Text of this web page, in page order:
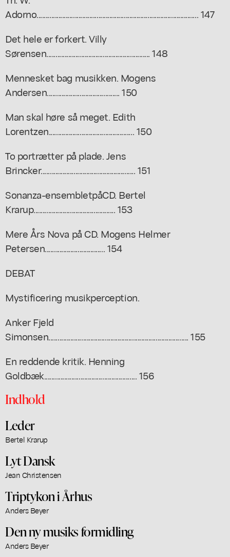
Adorno......................................................................................... 147
Det hele er forkert. Villy
Sørensen......................................................... 148
Mennesket bag musikken. Mogens
Andersen........................................ 150
Man skal høre så meget. Edith
Lorentzen............................................... 150
To portrætter på plade. Jens
Brincker.................................................... 151
Sonanza-ensembletpåCD. Bertel
Krarup............................................. 153
Mere Års Nova på CD. Mogens Helmer
Petersen................................. 154
DEBAT
Mystificering musikperception.
Anker Fjeld
Simonsen............................................................................. 155
En reddende kritik. Henning
Goldbæk................................................... 156
Indhold
Leder
Bertel Krarup
Lyt Dansk
Jean Christensen
Triptykon i Århus
Anders Beyer
Den ny musiks formidling
Anders Beyer